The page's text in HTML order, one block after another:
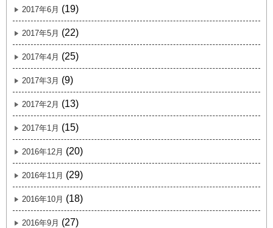
2017年6月 (19)
2017年5月 (22)
2017年4月 (25)
2017年3月 (9)
2017年2月 (13)
2017年1月 (15)
2016年12月 (20)
2016年11月 (29)
2016年10月 (18)
2016年9月 (27)